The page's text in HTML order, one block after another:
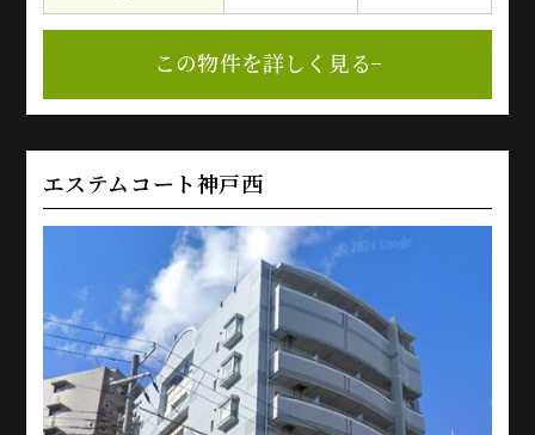
この物件を詳しく見る
エステムコート神戸西